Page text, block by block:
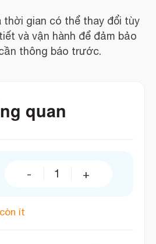
thời gian có thể thay đổi tùy
và vận hành để đảm bảo
thông báo trước.
quan
Sea Octopus President số
ít